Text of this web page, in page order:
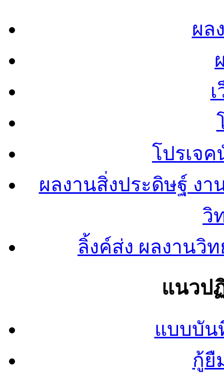
ผล
โปรเจ
ผลงานสิ่งประดิษฐ์ งา
วิ
ลิ้งค์ส่ง ผลงานวิ
แนวป
แบบบัน
กู้ยื